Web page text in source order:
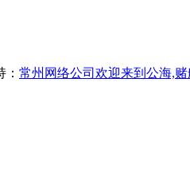
常州网络公司欢迎来到公海,